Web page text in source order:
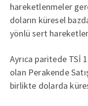
hareketlenmeler
doların küresel
yönlü sert
Ayrıca paritede TSİ
olan Perakende
birlikte dolarda